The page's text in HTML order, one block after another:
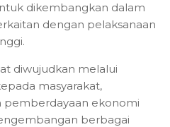
dikembangkan dalam
dengan pelaksanaan
diwujudkan melalui
masyarakat,
ekonomi
berbagai